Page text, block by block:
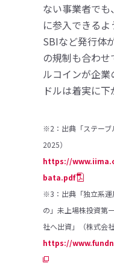
ない事業者で
に参入できるよ
SBIなど発行体
の規制も合わ
ルコインが企
ドルは着実に下
※2：出典「ステーブ
2025）
https://
bata.pdf
※3：出典「独立系
の」未上場株投資第
社へ出資」（株式会
https://